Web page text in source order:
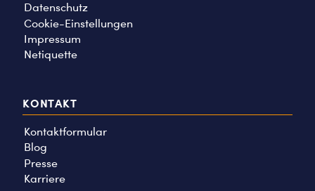
Datenschutz
Cookie-Einstellungen
Impressum
Netiquette
KONTAKT
Kontaktformular
Blog
Presse
Karriere